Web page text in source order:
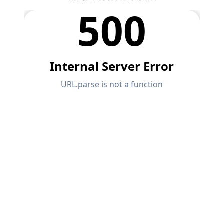
Index
Objets de modèle
Abonnements & prix